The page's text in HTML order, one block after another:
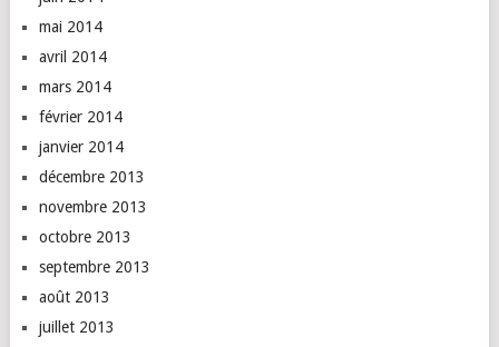
mai 2014
avril 2014
mars 2014
février 2014
janvier 2014
décembre 2013
novembre 2013
octobre 2013
septembre 2013
août 2013
juillet 2013